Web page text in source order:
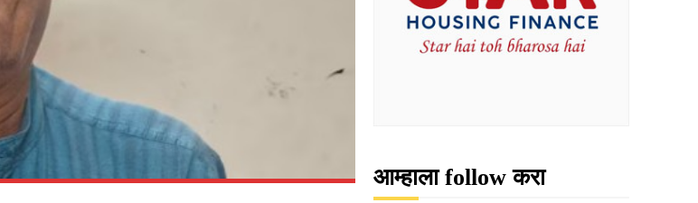
आम्हाला follow करा